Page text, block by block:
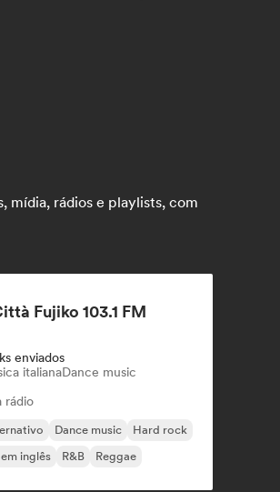
mídia, rádios e playlists, com
Fujiko 103.1 FM
enviados
italianaDance music
rádio
Dance music
Hard rock
inglês R&B Reggae